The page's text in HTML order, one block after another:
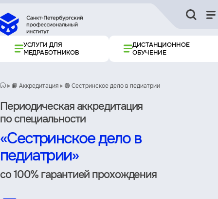
УСЛУГИ ДЛЯ
МЕДРАБОТНИКОВ
ДИСТАНЦИОННОЕ
ОБУЧЕНИЕ
📙 Аккредитация 🟢 Сестринское дело в педиатрии
Периодическая аккредитация
по специальности
«Сестринское дело в
педиатрии»
со 100% гарантией прохождения